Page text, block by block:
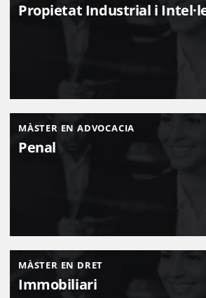
Propietat Industrial i
MÀSTER EN ADVOCACIA
Penal
MÀSTER EN DRET
Immobiliari